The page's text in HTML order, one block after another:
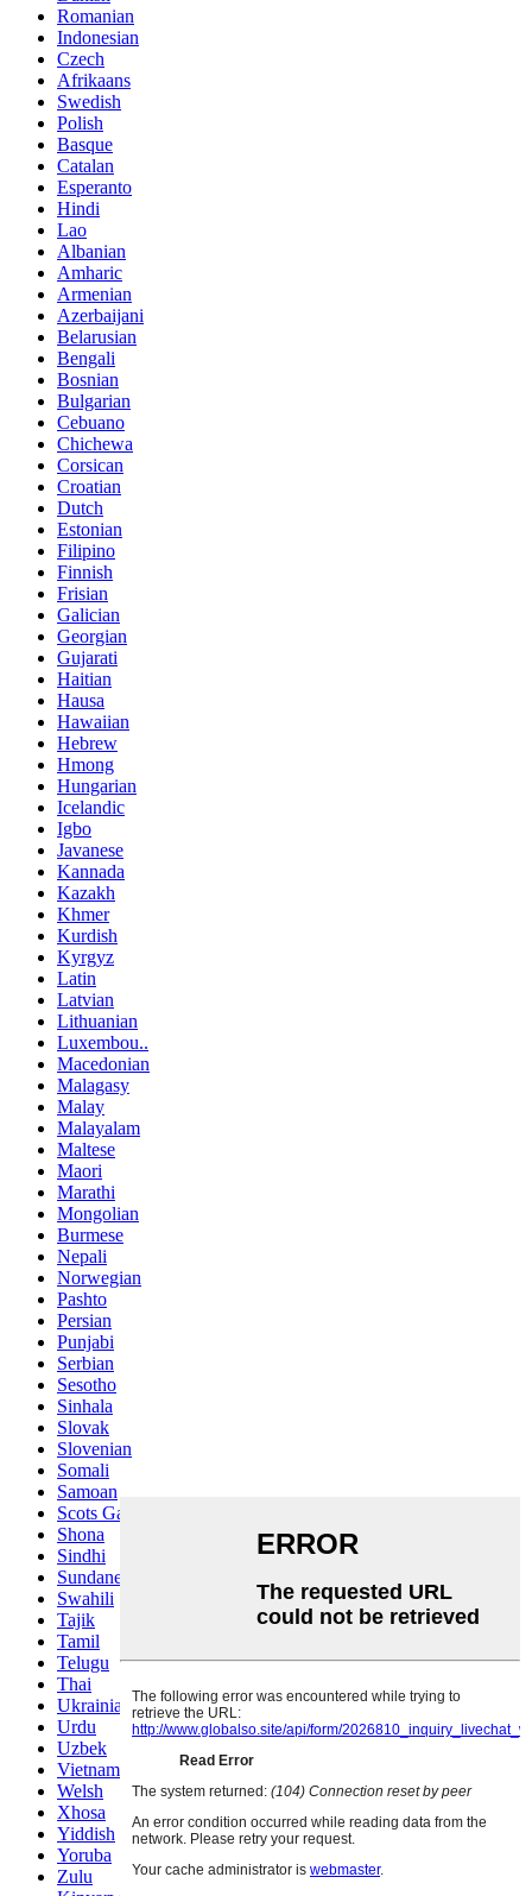
Romanian
Indonesian
Czech
Afrikaans
Swedish
Polish
Basque
Catalan
Esperanto
Hindi
Lao
Albanian
Amharic
Armenian
Azerbaijani
Belarusian
Bengali
Bosnian
Bulgarian
Cebuano
Chichewa
Corsican
Croatian
Dutch
Estonian
Filipino
Finnish
Frisian
Galician
Georgian
Gujarati
Haitian
Hausa
Hawaiian
Hebrew
Hmong
Hungarian
Icelandic
Igbo
Javanese
Kannada
Kazakh
Khmer
Kurdish
Kyrgyz
Latin
Latvian
Lithuanian
Luxembou..
Macedonian
Malagasy
Malay
Malayalam
Maltese
Maori
Marathi
Mongolian
Burmese
Nepali
Norwegian
Pashto
Persian
Punjabi
Serbian
Sesotho
Sinhala
Slovak
Slovenian
Somali
Samoan
Scots Gaelic
Shona
Sindhi
Sundanese
Swahili
Tajik
Tamil
Telugu
Thai
Ukrainian
Urdu
Uzbek
Vietnamese
Welsh
Xhosa
Yiddish
Yoruba
Zulu